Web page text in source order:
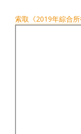
索取《2019年綜合